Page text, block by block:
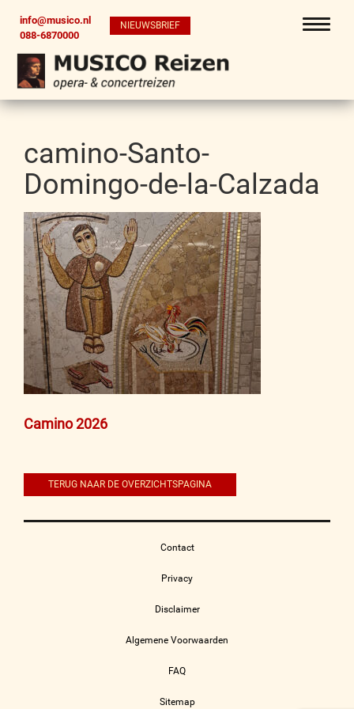
info@musico.nl
088-6870000
NIEUWSBRIEF
camino-Santo-
Domingo-de-la-Calzada
Bericht
Camino 2026
TERUG NAAR DE OVERZICHTSPAGINA
Contact
Privacy
Disclaimer
Algemene Voorwaarden
FAQ
Sitemap